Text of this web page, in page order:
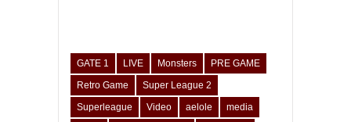
GATE 1 LIVE Monsters
PRE GAME
Retro Game
Super League 2
Superleague
Video aelole
media